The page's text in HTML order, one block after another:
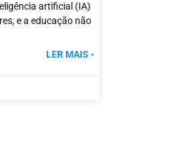
artificial (IA)
e a educação não
LER MAIS •